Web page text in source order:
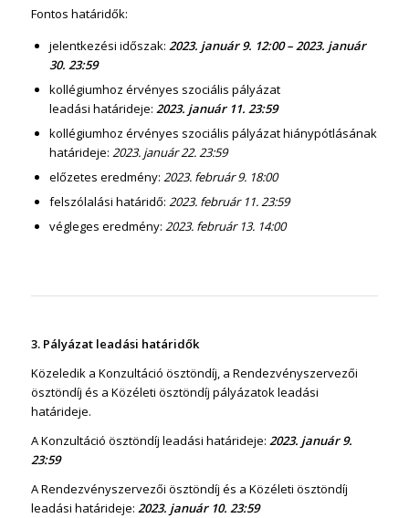
Fontos határidők:
jelentkezési időszak: 2023. január 9. 12:00 – 2023. január
30. 23:59
kollégiumhoz érvényes szociális pályázat
leadási határideje: 2023. január 11. 23:59
kollégiumhoz érvényes szociális pályázat hiánypótlásának
határideje: 2023. január 22. 23:59
előzetes eredmény: 2023. február 9. 18:00
felszólalási határidő: 2023. február 11. 23:59
végleges eredmény: 2023. február 13. 14:00
3. Pályázat leadási határidők
Közeledik a Konzultáció ösztöndíj, a Rendezvényszervezői
ösztöndíj és a Közéleti ösztöndíj pályázatok leadási
határideje.
A Konzultáció ösztöndíj leadási határideje: 2023. január 9.
23:59
A Rendezvényszervezői ösztöndíj és a Közéleti ösztöndíj
leadási határideje: 2023. január 10. 23:59